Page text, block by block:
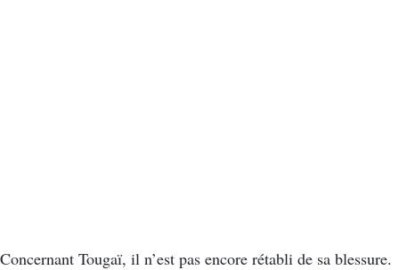
Concernant Tougaï, il n’est pas encore rétabli de sa blessure.